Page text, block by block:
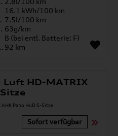
16.1 kWh/100 km
7.5l/100 km
63g/km
B (bei entl. Batterie: F)
WLTP* 92 km
Luft HD-MATRIX
Sofort verfügbar